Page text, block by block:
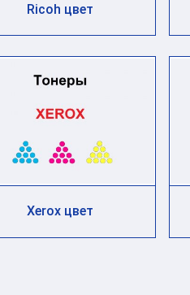
Ricoh цвет
Xerox цвет